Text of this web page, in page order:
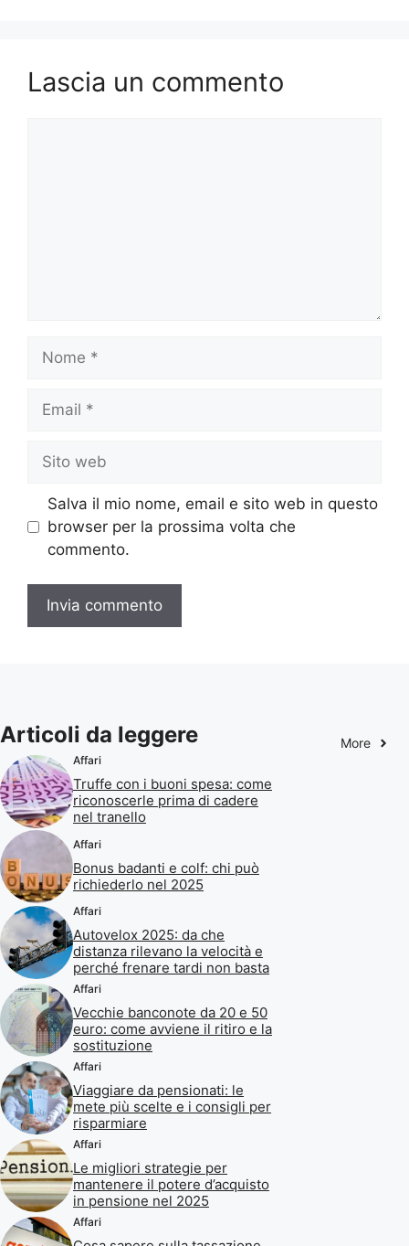
Lascia un commento
web
Salva il mio nome, email e sito web in questo
browser per la prossima volta che
commento.
Articoli da leggere More
Affari
Truffe con i buoni spesa: come
riconoscerle prima di cadere
nel tranello
Affari
Bonus badanti e colf: chi può
richiederlo nel 2025
Affari
Autovelox 2025: da che
distanza rilevano la velocità e
perché frenare tardi non basta
Affari
Vecchie banconote da 20 e 50
euro: come avviene il ritiro e la
sostituzione
Affari
Viaggiare da pensionati: le
mete più scelte e i consigli per
risparmiare
Affari
Le migliori strategie per
mantenere il potere d’acquisto
in pensione nel 2025
Affari